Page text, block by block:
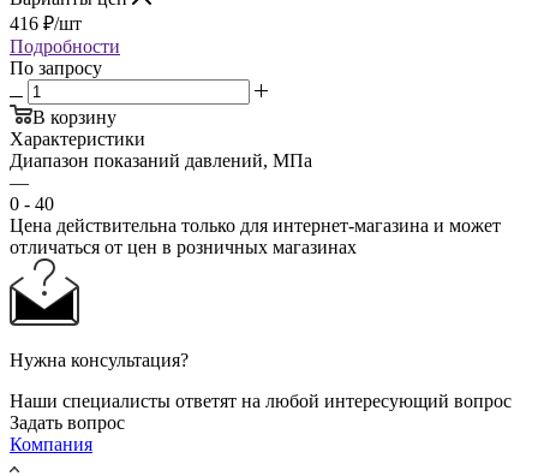
416 ₽/шт
Подробности
По запросу
В корзину
Характеристики
Диапазон показаний давлений, МПа
—
0 - 40
Цена действительна только для интернет-магазина и может
отличаться от цен в розничных магазинах
Нужна консультация?
Наши специалисты ответят на любой интересующий вопрос
Задать вопрос
Компания